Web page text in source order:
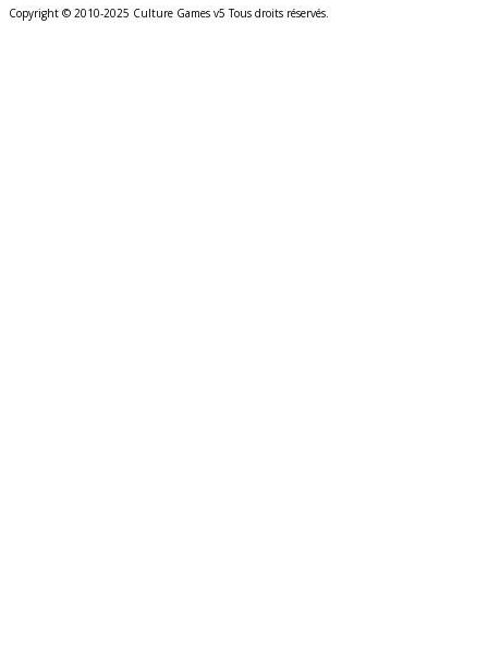
Copyright © 2010-2025 Culture Games v5 Tous droits réservés.